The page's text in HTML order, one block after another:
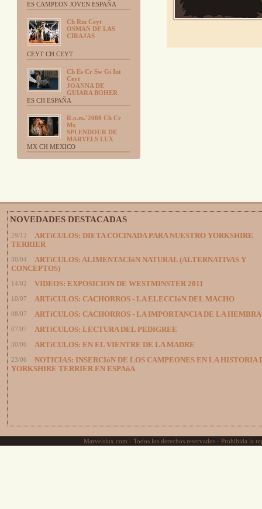
ES CAMPEON JOVEN ESPAÑA
Ch Rm Ceyt
OSMAN DE LAS
CIRAJAS
CEYT CH CEYT
Ch Es Cr Sw Gi Int
Ceyt
JOANNA DE
GUIARA BOHER
ES CH ESPAÑA
R.o.m.´2008 Ch Cr
Mx
SPLENDOUR DE
MARVELS LUX
MX CH MEXICO
NOVEDADES DESTACADAS
29/12
ARTíCULOS: DIETA COCINADA PARA NUESTRO YORKSHIRE
TERRIER
30/04
ARTíCULOS: ALIMENTACIóN NATURAL (ALTERNATIVAS Y
CONCEPTOS)
14/02 VIDEOS: EXPOSICION DE WESTMINSTER 2011
10/07 ARTíCULOS: CACHORROS - LA ELECCIóN DEL MACHO
08/07 ARTíCULOS: CACHORROS - LA IMPORTANCIA DE LA HEMBRA
07/07 ARTíCULOS: LECTURA DEL PEDIGREE
30/06 ARTíCULOS: EN EL VIENTRE DE LA MADRE
23/06
NOTICIAS: INSERCIóN DE LOS CAMPEONES EN LA HISTORIA
YORKSHIRE TERRIER EN ESPAñA
Marvelslux.com - Todos los derechos reservados - Prohibida la